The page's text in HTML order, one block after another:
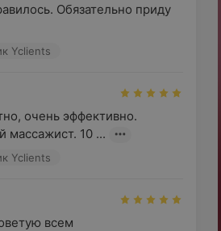
Gerrard’s и подобрать
до гигиенических
голосового помощника
Обязательно приду
Yclients
очень эффективно.
массажист. 10 ...
Yclients
всем